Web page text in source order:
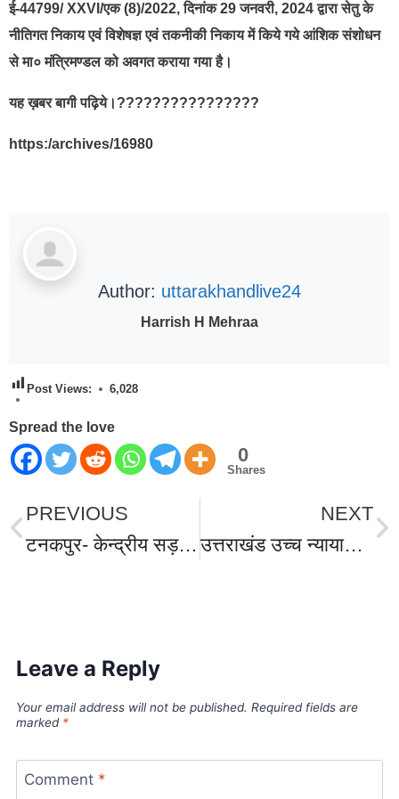
ई-44799/ XXVI/एक (8)/2022, दिनांक 29 जनवरी, 2024 द्वारा सेतु के
नीतिगत निकाय एवं विशेषज्ञ एवं तकनीकी निकाय में किये गये आंशिक संशोधन
से मा० मंत्रिमण्डल को अवगत कराया गया है।
यह ख़बर बागी पढ़िये।????????????????
https:/archives/16980
Author: uttarakhandlive24
Harrish H Mehraa
Post Views: 6,028
Spread the love
0
Shares
PREVIOUS
टनकपुर- केन्द्रीय सड़क एवं परिवहन मंत्री नितिन गडकरी ने 2217 करोड़ की कुल 7 राष्ट्रीय राजमार्ग परियोजनाओं का शिलान्यास,गुरु गोरखनाथ धाम में जल्द बनेगा रोपवे।
NEXT
उत्तराखंड उच्च न्यायालय नैनीताल से बनभूलपुरा अतिक्रमण के ध्वस्तीकरण मामले की बड़ी अपडेट।I
Leave a Reply
Your email address will not be published. Required fields are
marked *
Comment *